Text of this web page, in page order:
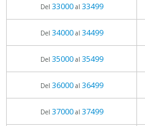
Del 33000al 33499
Del 34000al 34499
Del 35000al 35499
Del 36000al 36499
Del 37000al 37499